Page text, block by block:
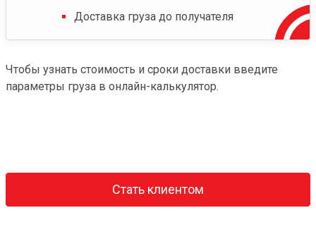
Доставка груза до получателя
Чтобы узнать стоимость и сроки доставки введите
параметры груза в онлайн-калькулятор.
Стать клиентом